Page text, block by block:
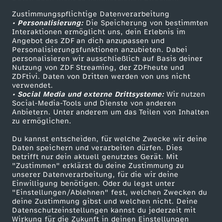
Zustimmungspflichtige Datenverarbeitung
• Personalisierung:Die Speicherung von bestimmten
Interaktionen ermöglicht uns, dein Erlebnis im
Angebot des ZDF an dich anzupassen und
Personalisierungsfunktionen anzubieten. Dabei
personalisieren wir ausschließlich auf Basis deiner
Nutzung von ZDF Streaming, der ZDFheute und
ZDFtivi. Daten von Dritten werden von uns nicht
verwendet.
• Social Media und externe Drittsysteme:Wir nutzen
Social-Media-Tools und Dienste von anderen
Anbietern. Unter anderem um das Teilen von Inhalten
zu ermöglichen.
Du kannst entscheiden, für welche Zwecke wir deine
Daten speichern und verarbeiten dürfen. Dies
betrifft nur dein aktuell genutztes Gerät. Mit
"Zustimmen" erklärst du deine Zustimmung zu
unserer Datenverarbeitung, für die wir deine
Einwilligung benötigen. Oder du legst unter
"Einstellungen/Ablehnen" fest, welchen Zwecken du
deine Zustimmung gibst und welchen nicht. Deine
Datenschutzeinstellungen kannst du jederzeit mit
Wirkung für die Zukunft in deinen Einstellungen
e
r
M
y
s
t
e
r
y
-
F
a
m
i
l
i
e
v
h
l
a
c
h
t
-
d
i
e
E
i
n
z
e
e
s
-
d
i
e
t
ä
g
n
X
Y
.
.
.
U
n
g
i
s
e
h
i
f
f
s
p
e
z
i
a
l
h
ä
l
f
t
e
a
s
i
s
t
L
e
b
e
7
–
P
o
l
i
z
e
i
'
s
G
u
i
d
e
t
o
n
m
a
g
a
i
n
t
t
e
r
r
i
n
t
e
v
i
e
Livestreams
Sendungen A-Z
TV-Programm
Zuschauerservice
Hilfe
ZDF Unternehmen
Karriere
ZDF goes Schule
Werbefernsehen
Mainzelmännchen